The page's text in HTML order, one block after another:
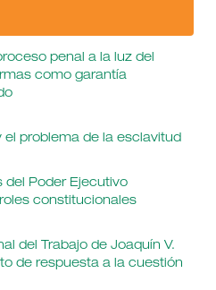
penal a la luz del
como garantía
el problema de la esclavitud
del Poder Ejecutivo
constitucionales
del Trabajo de Joaquín V.
de respuesta a la cuestión